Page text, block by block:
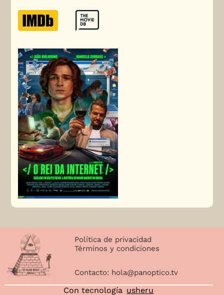
Política de privacidad
Términos y condiciones
Contacto: hola@panoptico.tv
Con tecnología usheru